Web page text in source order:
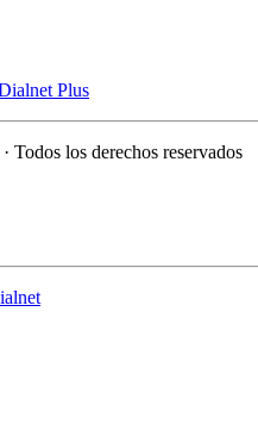
· Todos los derechos reservados